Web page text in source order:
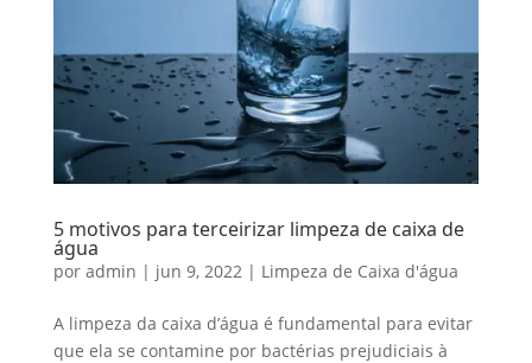
5 motivos para terceirizar limpeza de caixa de
água
por admin | jun 9, 2022| Limpeza de Caixa d'água
A limpeza da caixa d’água é fundamental para evitar
que ela se contamine por bactérias prejudiciais à